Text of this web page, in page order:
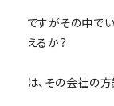
ですがその中で
えるか？
は、その会社の